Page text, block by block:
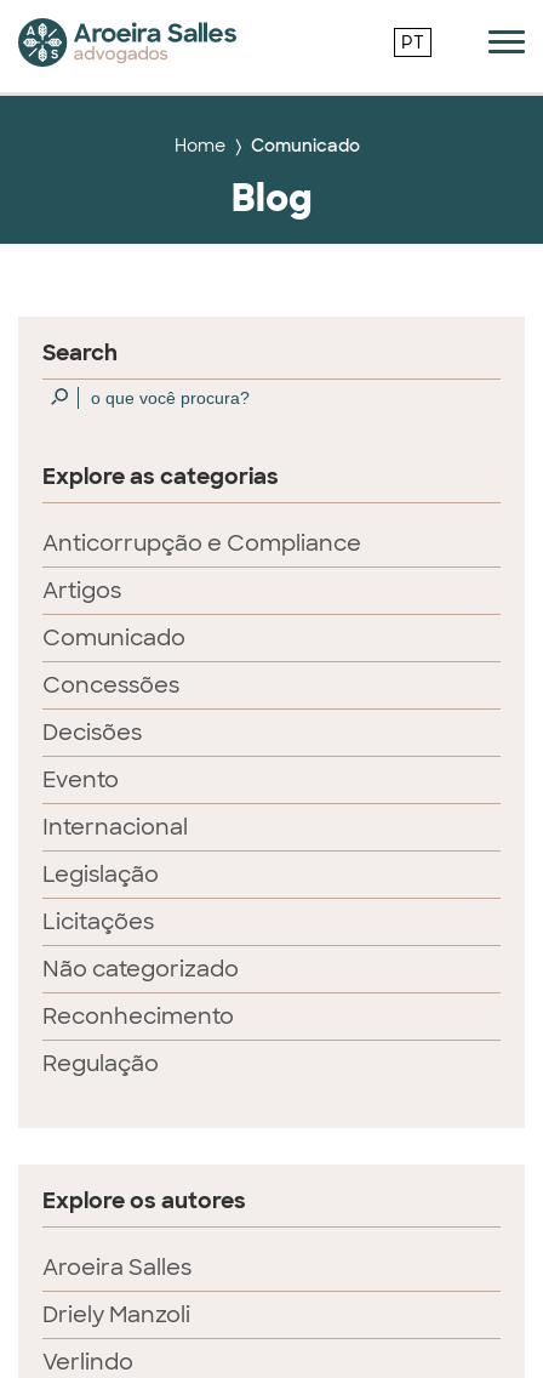
PT
Home Comunicado
Blog
Search
Explore as categorias
Anticorrupção e Compliance
Artigos
Comunicado
Concessões
Decisões
Evento
Internacional
Legislação
Licitações
Não categorizado
Reconhecimento
Regulação
Explore os autores
Aroeira Salles
Driely Manzoli
Verlindo